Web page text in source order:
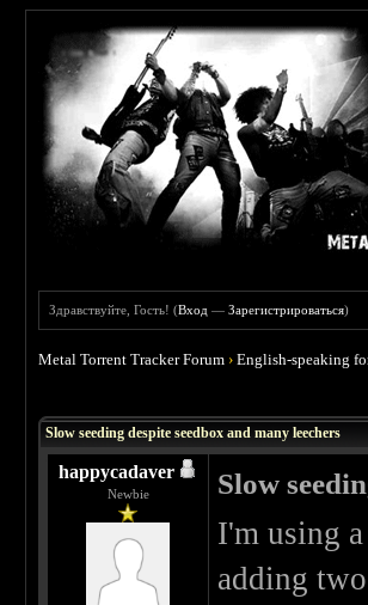
Здравствуйте, Гость! (Вход —Зарегистрироваться)
Metal Torrent Tracker Forum ›English-speaking
Slow seeding despite seedbox and many leechers
happycadaver
Newbie Slow
I'm using
adding